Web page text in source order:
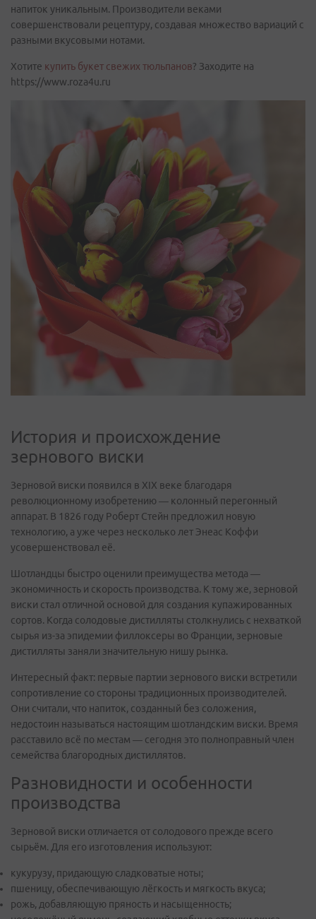
напиток уникальным. Производители веками
совершенствовали рецептуру, создавая множество вариаций с
разными вкусовыми нотами.
Хотите купить букет свежих тюльпанов? Заходите на
https://www.roza4u.ru
История и происхождение
зернового виски
Зерновой виски появился в XIX веке благодаря
революционному изобретению — колонный перегонный
аппарат. В 1826 году Роберт Стейн предложил новую
технологию, а уже через несколько лет Энеас Коффи
усовершенствовал её.
Шотландцы быстро оценили преимущества метода —
экономичность и скорость производства. К тому же, зерновой
виски стал отличной основой для создания купажированных
сортов. Когда солодовые дистилляты столкнулись с нехваткой
сырья из-за эпидемии филлоксеры во Франции, зерновые
дистилляты заняли значительную нишу рынка.
Интересный факт: первые партии зернового виски встретили
сопротивление со стороны традиционных производителей.
Они считали, что напиток, созданный без соложения,
недостоин называться настоящим шотландским виски. Время
расставило всё по местам — сегодня это полноправный член
семейства благородных дистиллятов.
Разновидности и особенности
производства
Зерновой виски отличается от солодового прежде всего
сырьём. Для его изготовления используют:
кукурузу, придающую сладковатые ноты;
пшеницу, обеспечивающую лёгкость и мягкость вкуса;
рожь, добавляющую пряность и насыщенность;